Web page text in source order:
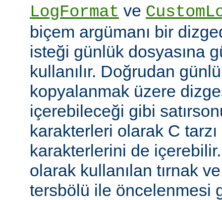
LogFormat ve
biçem argümanı bir
isteği günlük dosyasına
kullanılır. Doğrudan
kopyalanmak üzere
içerebileceği gibi
karakterleri olarak C
karakterlerini de
olarak kullanılan tırnak
tersbölü ile öncelenmesi